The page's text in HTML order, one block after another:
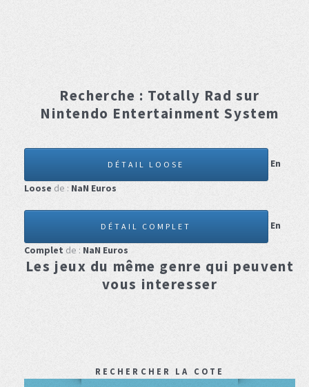
Recherche : Totally Rad sur
Nintendo Entertainment System
DÉTAIL LOOSE
En
Loose de : NaN Euros
DÉTAIL COMPLET
En
Complet de : NaN Euros
Les jeux du même genre qui peuvent
vous interesser
RECHERCHER LA COTE